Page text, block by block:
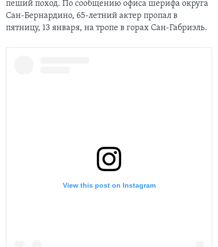
пеший поход. По сообщению офиса шерифа округа
Сан-Бернардино, 65-летний актер пропал в
пятницу, 13 января, на тропе в горах Сан-Габриэль.